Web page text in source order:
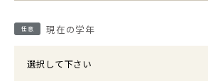
任意 現在の学年